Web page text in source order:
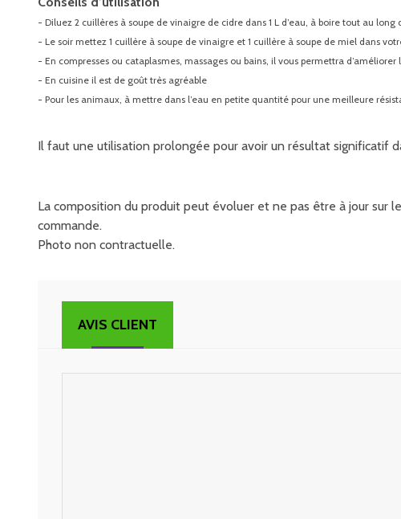
- Diluez 2 cuillères à soupe de vinaigre de cidre dans 1 L d’eau, à boire tout au long
- Le soir mettez 1 cuillère à soupe de vinaigre et 1 cuillère à soupe de miel dans
- En compresses ou cataplasmes, massages ou bains, il vous permettra
- En cuisine il est de goût très agréable
- Pour les animaux, à mettre dans l’eau en petite quantité pour une meilleure
Il faut une utilisation prolongée pour avoir un résultat significatif
La composition du produit peut évoluer et ne pas être à jour sur
commande.
Photo non contractuelle.
AVIS CLIENT